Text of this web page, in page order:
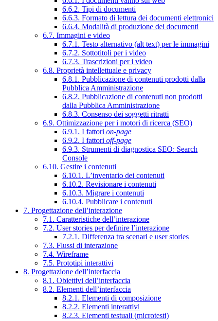
6.6.2. Tipi di documenti
6.6.3. Formato di lettura dei documenti elettronici
6.6.4. Modalità di produzione dei documenti
6.7. Immagini e video
6.7.1. Testo alternativo (alt text) per le immagini
6.7.2. Sottotitoli per i video
6.7.3. Trascrizioni per i video
6.8. Proprietà intellettuale e privacy
6.8.1. Pubblicazione di contenuti prodotti dalla
Pubblica Amministrazione
6.8.2. Pubblicazione di contenuti non prodotti
dalla Pubblica Amministrazione
6.8.3. Consenso dei soggetti ritratti
6.9. Ottimizzazione per i motori di ricerca (SEO)
6.9.1. I fattori on-page
6.9.2. I fattori off-page
6.9.3. Strumenti di diagnostica SEO: Search
Console
6.10. Gestire i contenuti
6.10.1. L’inventario dei contenuti
6.10.2. Revisionare i contenuti
6.10.3. Migrare i contenuti
6.10.4. Pubblicare i contenuti
7. Progettazione dell’interazione
7.1. Caratteristiche dell’interazione
7.2. User stories per definire l’interazione
7.2.1. Differenza tra scenari e user stories
7.3. Flussi di interazione
7.4. Wireframe
7.5. Prototipi interattivi
8. Progettazione dell’interfaccia
8.1. Obiettivi dell’interfaccia
8.2. Elementi dell’interfaccia
8.2.1. Elementi di composizione
8.2.2. Elementi interattivi
8.2.3. Elementi testuali (microtesti)